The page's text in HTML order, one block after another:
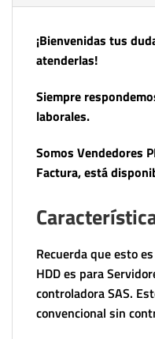
¡Bienvenidas tus
atenderlas!
Siempre
laborales.
Somos Vendedores
Factura, está
Recuerda que esto
HDD es para
controladora SAS.
convencional sin